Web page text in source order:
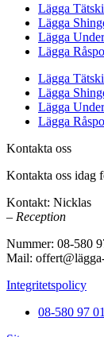
Lägga
Lägga
Lägga
Lägga
Lägga
Lägga
Lägga
Lägga
Kontakta oss
Kontakta oss idag
Kontakt: Nicklas
– Reception
Nummer: 08-580
Mail:
Integritetspolicy
08-580 97